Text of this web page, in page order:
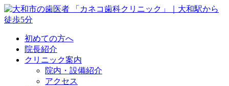
初めての方へ
院長紹介
クリニック案内
院内・設備紹介
アクセス